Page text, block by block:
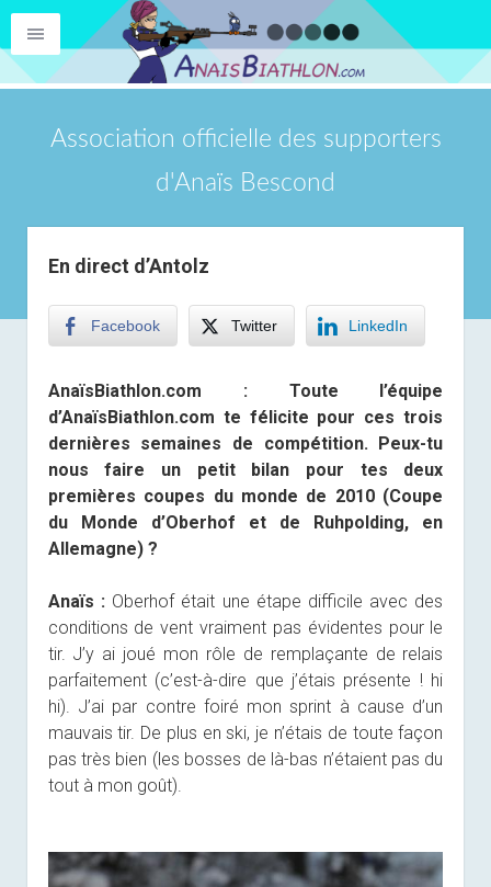
Association officielle des supporters
d'Anaïs Bescond
En direct d’Antolz
Facebook Twitter LinkedIn
AnaïsBiathlon.com : Toute l’équipe
d’AnaïsBiathlon.com te félicite pour ces trois
dernières semaines de compétition. Peux-tu
nous faire un petit bilan pour tes deux
premières coupes du monde de 2010 (Coupe
du Monde d’Oberhof et de Ruhpolding, en
Allemagne) ?
Anaïs : Oberhof était une étape difficile avec des
conditions de vent vraiment pas évidentes pour le
tir. J’y ai joué mon rôle de remplaçante de relais
parfaitement (c’est-à-dire que j’étais présente ! hi
hi). J’ai par contre foiré mon sprint à cause d’un
mauvais tir. De plus en ski, je n’étais de toute façon
pas très bien (les bosses de là-bas n’étaient pas du
tout à mon goût).